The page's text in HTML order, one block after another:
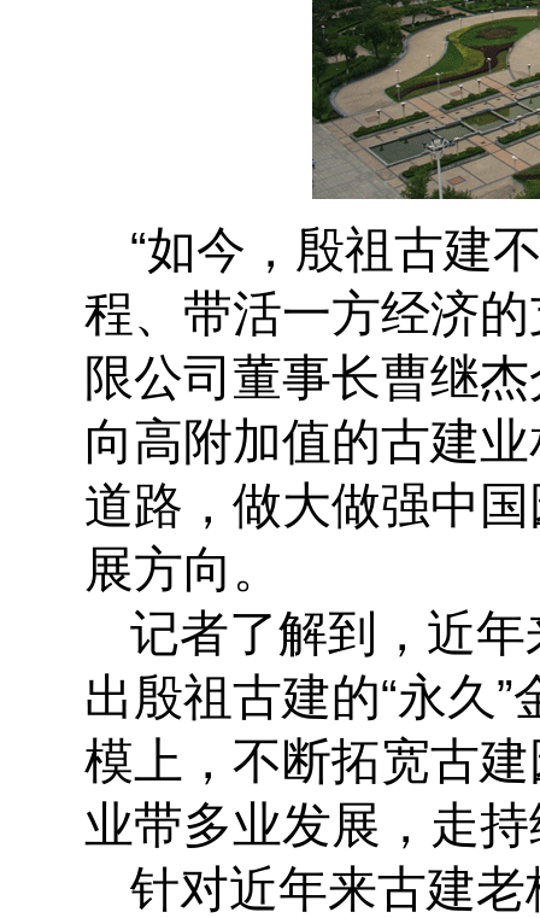
“如今，殷祖古建
程、带活一方经济
限公司董事长曹继
向高附加值的古建
道路，做大做强中
展方向。
记者了解到，近
出殷祖古建的“永久
模上，不断拓宽古
业带多业发展，走
针对近年来古建老